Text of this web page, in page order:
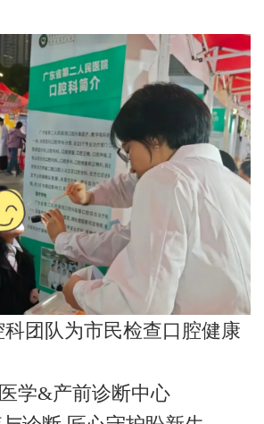
团队为市民检查口腔健康
学&产前诊断中心